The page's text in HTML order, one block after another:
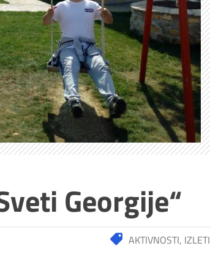
Georgije“
AKTIVNOSTI, IZLETI